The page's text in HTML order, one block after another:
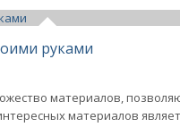
руками
материалов,
материалов